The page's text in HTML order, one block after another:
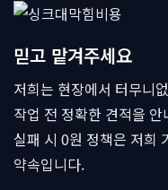
믿고 맡겨주세요
저희는 현장에서 터무니
작업 전 정확한 견적을
실패 시 0원 정책은 저희
약속입니다.